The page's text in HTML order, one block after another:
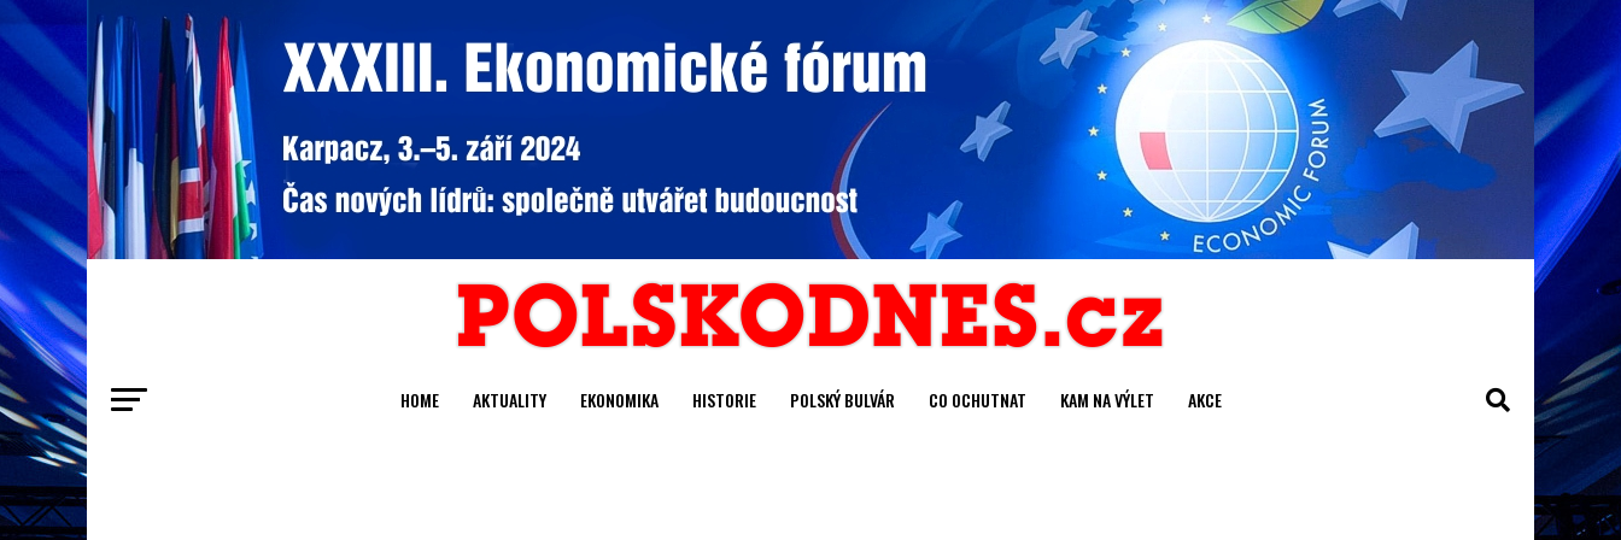
HOME AKTUALITY EKONOMIKA HISTORIE POLSKÝ BULVÁR CO OCHUTNAT KAM NA VÝLET AKCE